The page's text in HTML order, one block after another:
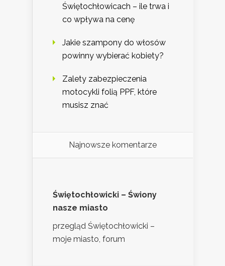
Świętochłowicach – ile trwa i
co wpływa na cenę
Jakie szampony do włosów
powinny wybierać kobiety?
Zalety zabezpieczenia
motocykli folią PPF, które
musisz znać
Najnowsze komentarze
Świętochłowicki – Świony
nasze miasto
przegląd Świętochłowicki –
moje miasto, forum